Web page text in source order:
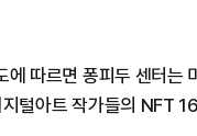
따르면 퐁피두 센터는
털아트 작가들의 NFT